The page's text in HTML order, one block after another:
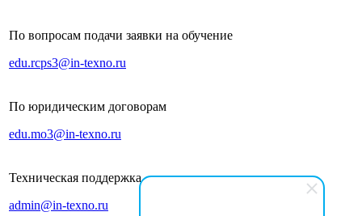
По вопросам подачи заявки на обучение
edu.rcps3@in-texno.ru
По юридическим договорам
edu.mo3@in-texno.ru
Техническая поддержка
admin@in-texno.ru